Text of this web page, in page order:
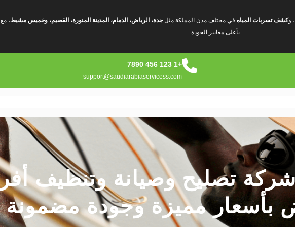
، وكشف تسربات المياه في مختلف مدن المملكة مثلجدة، الرياض، الدمام، المدينة المنورة، القصيم، وخميس مشيط، مع
بأعلى معايير الجودة
+1 123 456 7890
support@saudiarabiaservicess.com
تصليح وصيانة وتنظيف
بأسعار مميزة وجودة مضمونة